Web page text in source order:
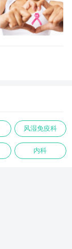
风湿免疫科
内科